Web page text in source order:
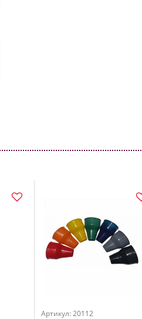
Артикул: 20112